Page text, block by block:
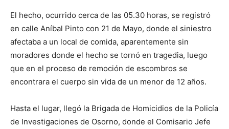
El hecho, ocurrido cerca de las 05.30 horas, se registró
en calle Aníbal Pinto con 21 de Mayo, donde el siniestro
afectaba a un local de comida, aparentemente sin
moradores donde el hecho se tornó en tragedia, luego
que en el proceso de remoción de escombros se
encontrara el cuerpo sin vida de un menor de 12 años.
Hasta el lugar, llegó la Brigada de Homicidios de la Policía
de Investigaciones de Osorno, donde el Comisario Jefe